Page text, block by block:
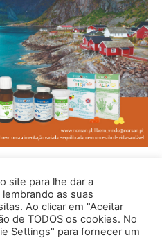
site para lhe dar a
as suas
Ao clicar em "Aceitar
de TODOS os cookies. No
Settings" para fornecer um